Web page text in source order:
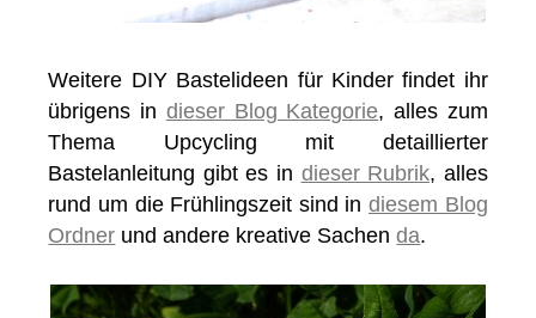
Weitere DIY Bastelideen für Kinder findet ihr
übrigens in dieser Blog Kategorie, alles zum
Thema Upcycling mit detaillierter
Bastelanleitung gibt es in dieser Rubrik, alles
rund um die Frühlingszeit sind in diesem Blog
Ordner und andere kreative Sachenda.